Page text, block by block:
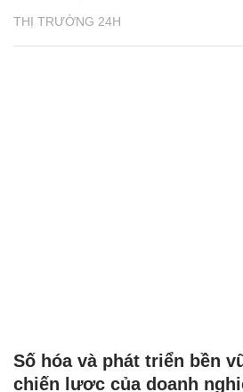
THỊ TRƯỜNG 24H
Số hóa và phát triển bền
chiến lược của doanh